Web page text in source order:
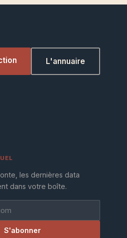
L'annuaire
les dernières data
dans votre boîte.
S'abonner